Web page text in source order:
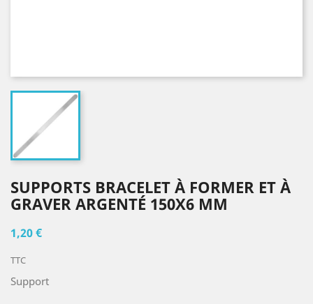
SUPPORTS BRACELET À FORMER ET À
GRAVER ARGENTÉ 150X6 MM
1,20 €
TTC
Support